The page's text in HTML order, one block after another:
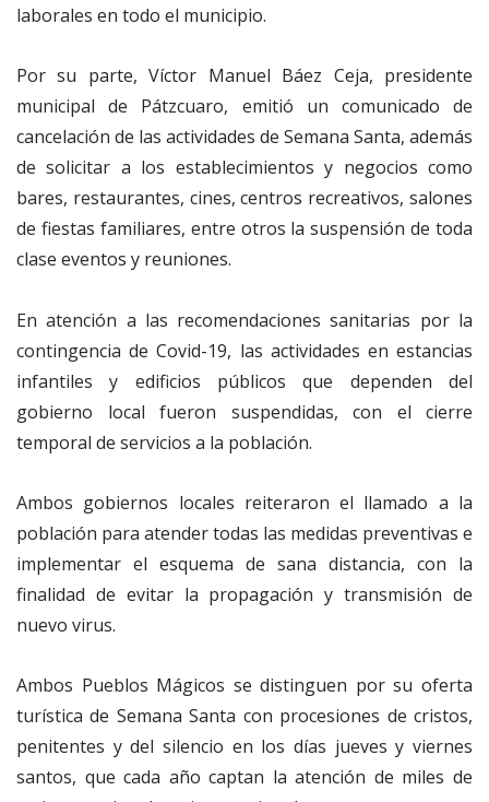
laborales en todo el municipio.
Por su parte, Víctor Manuel Báez Ceja, presidente
municipal de Pátzcuaro, emitió un comunicado de
cancelación de las actividades de Semana Santa, además
de solicitar a los establecimientos y negocios como
bares, restaurantes, cines, centros recreativos, salones
de fiestas familiares, entre otros la suspensión de toda
clase eventos y reuniones.
En atención a las recomendaciones sanitarias por la
contingencia de Covid-19, las actividades en estancias
infantiles y edificios públicos que dependen del
gobierno local fueron suspendidas, con el cierre
temporal de servicios a la población.
Ambos gobiernos locales reiteraron el llamado a la
población para atender todas las medidas preventivas e
implementar el esquema de sana distancia, con la
finalidad de evitar la propagación y transmisión de
nuevo virus.
Ambos Pueblos Mágicos se distinguen por su oferta
turística de Semana Santa con procesiones de cristos,
penitentes y del silencio en los días jueves y viernes
santos, que cada año captan la atención de miles de